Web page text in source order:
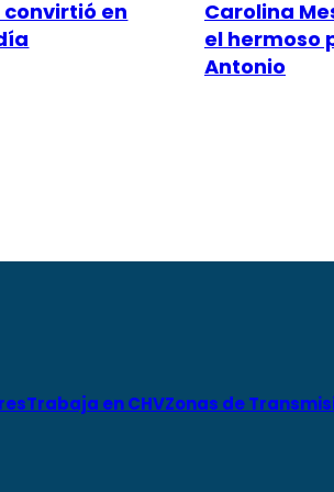
convirtió en
Carolina
el hermoso
Antonio
Trabaja en CHVZonas de